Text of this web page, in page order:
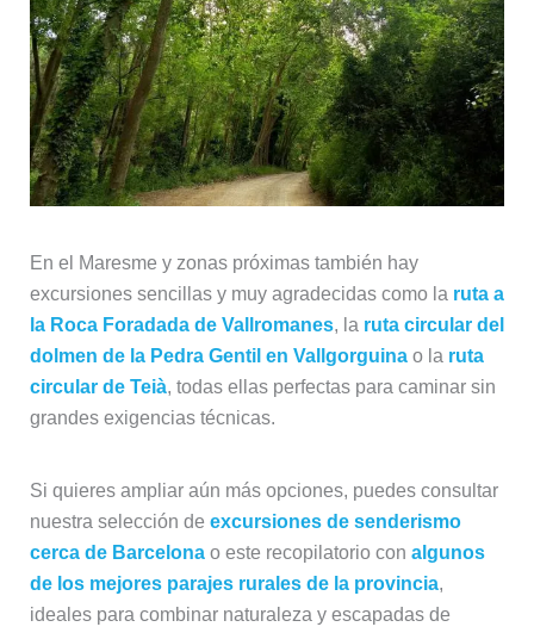
En el Maresme y zonas próximas también hay
excursiones sencillas y muy agradecidas como la ruta a
la Roca Foradada de Vallromanes, la ruta circular del
dolmen de la Pedra Gentil en Vallgorguinao la ruta
circular de Teià, todas ellas perfectas para caminar sin
grandes exigencias técnicas.
Si quieres ampliar aún más opciones, puedes consultar
nuestra selección de excursiones de senderismo
cerca de Barcelonao este recopilatorio con algunos
de los mejores parajes rurales de la provincia,
ideales para combinar naturaleza y escapadas de